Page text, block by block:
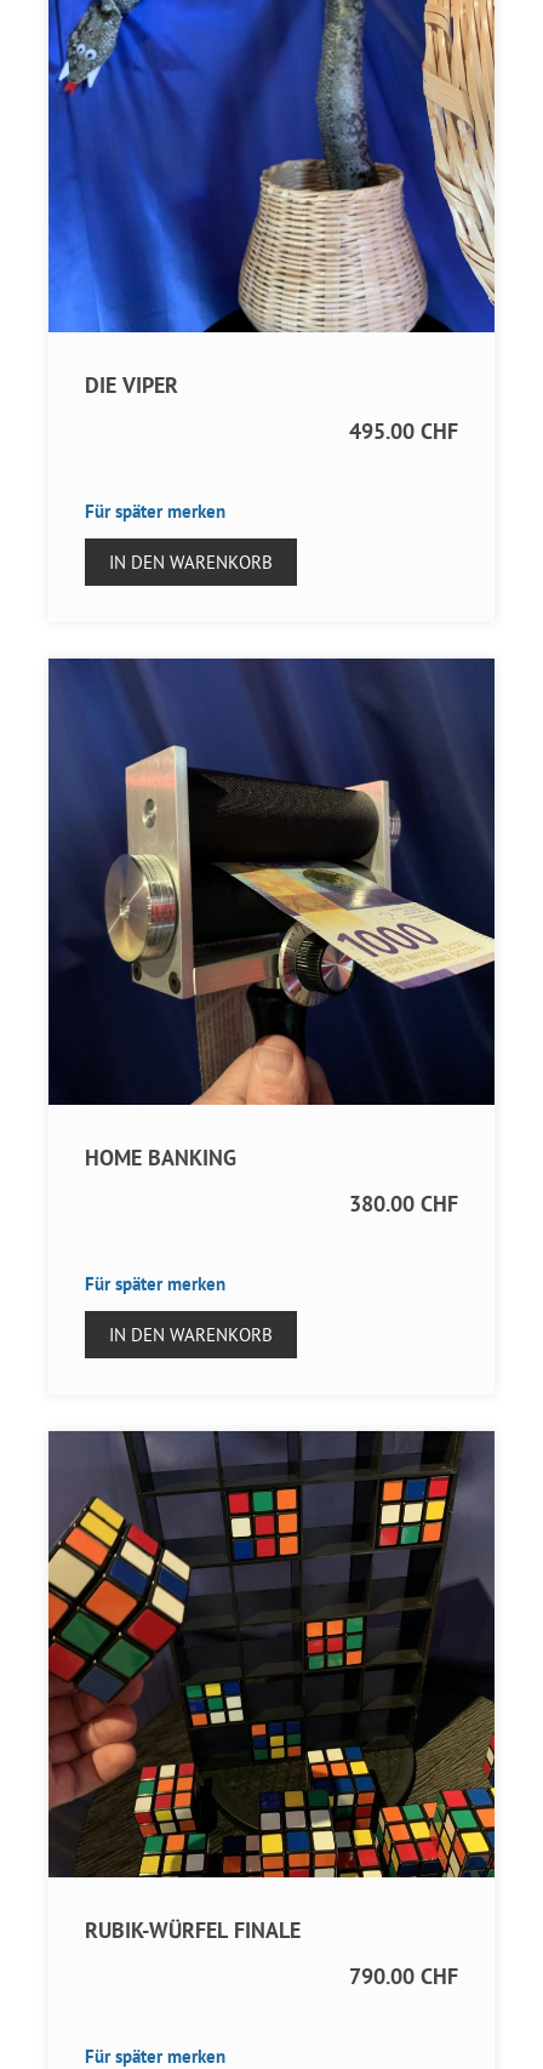
DIE VIPER
495.00 CHF
Für später merken
IN DEN WARENKORB
HOME BANKING
380.00 CHF
Für später merken
IN DEN WARENKORB
RUBIK-WÜRFEL FINALE
790.00 CHF
Für später merken